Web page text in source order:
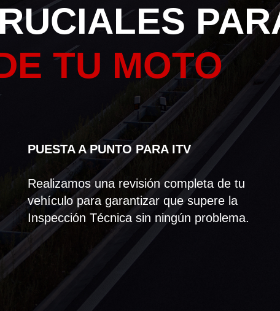
TU MOTO
PUESTA A PUNTO PARA ITV
Realizamos una revisión completa de tu
vehículo para garantizar que supere la
Inspección Técnica sin ningún problema.